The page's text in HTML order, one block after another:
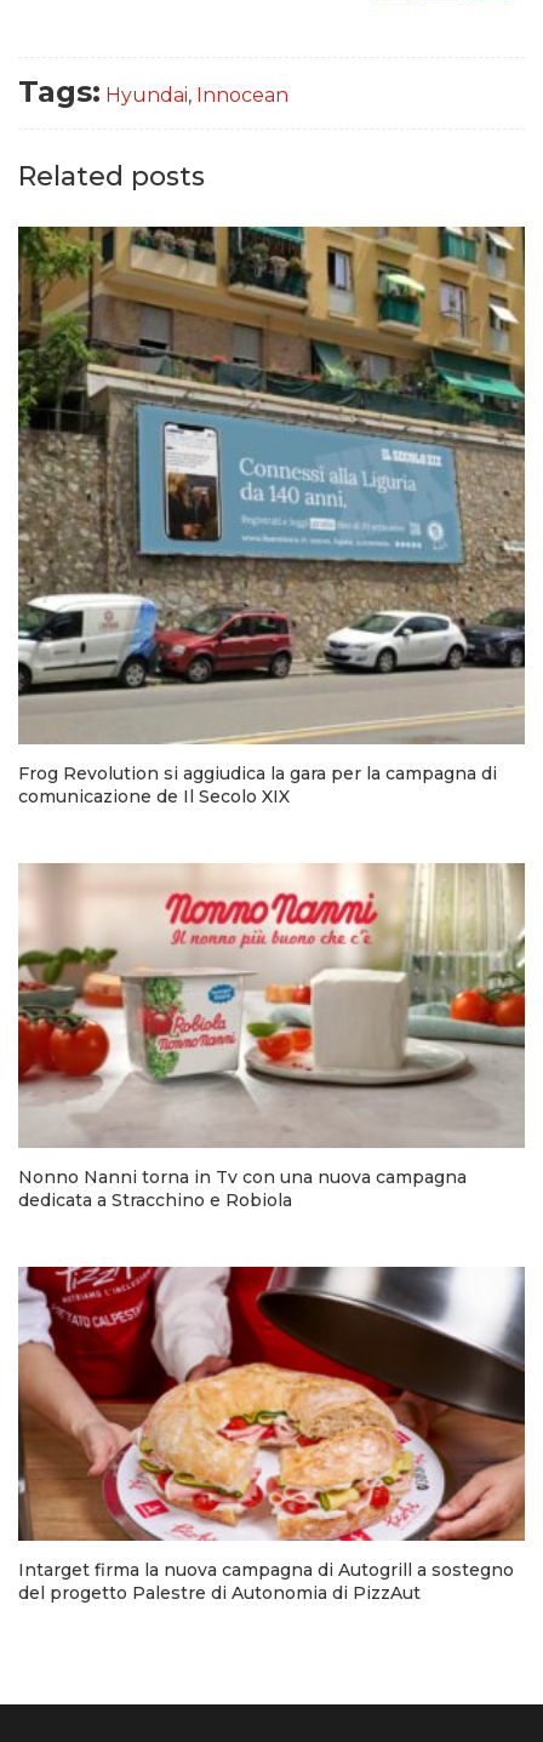
Tags: Hyundai, Innocean
Related posts
Frog Revolution si aggiudica la gara per la campagna di
comunicazione de Il Secolo XIX
Nonno Nanni torna in Tv con una nuova campagna
dedicata a Stracchino e Robiola
Intarget firma la nuova campagna di Autogrill a sostegno
del progetto Palestre di Autonomia di PizzAut